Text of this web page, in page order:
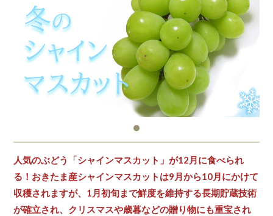
人気のぶどう「シャインマスカット」が12月に食べられ
る！おきたま産シャインマスカットは9月から10月にかけて
収穫されますが、1月初旬まで鮮度を維持する長期貯蔵技術
が確立され、クリスマスや歳暮などの贈り物にも重宝され